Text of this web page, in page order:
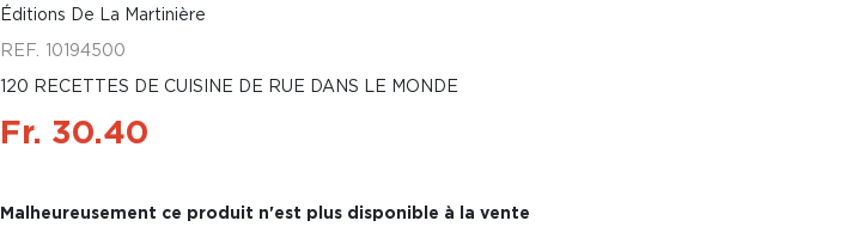
Éditions De La Martinière
REF. 10194500
120 RECETTES DE CUISINE DE RUE DANS LE MONDE
Fr. 30.40
Malheureusement ce produit n'est plus disponible à la vente